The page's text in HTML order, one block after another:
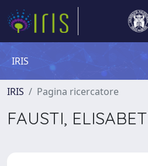
IRIS
IRIS Pagina ricercatore
FAUSTI,